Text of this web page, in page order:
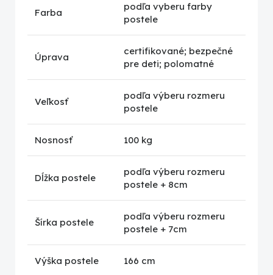
Farba
podľa vyberu farby
postele
Úprava
certifikované; bezpečné
pre deti; polomatné
Veľkosť
podľa výberu rozmeru
postele
Nosnosť 100 kg
Dĺžka postele
podľa výberu rozmeru
postele + 8cm
Šírka postele
podľa výberu rozmeru
postele + 7cm
Výška postele 166 cm